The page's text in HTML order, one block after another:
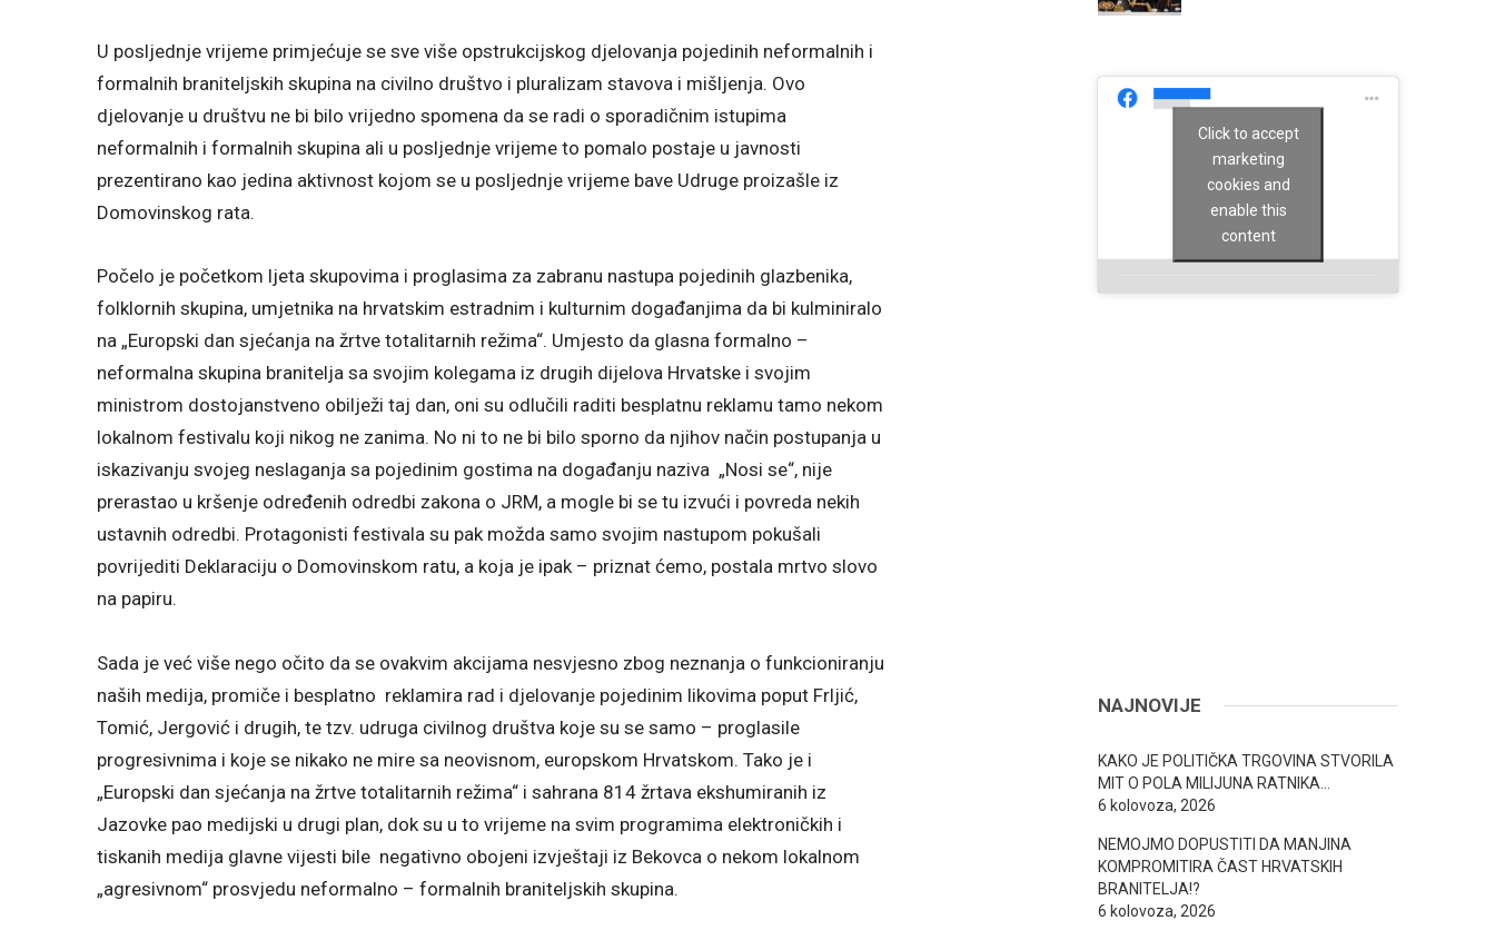
U posljednje vrijeme primjećuje se sve više opstrukcijskog djelovanja pojedinih neformalnih i
formalnih braniteljskih skupina na civilno društvo i pluralizam stavova i mišljenja. Ovo
djelovanje u društvu ne bi bilo vrijedno spomena da se radi o sporadičnim istupima
neformalnih i formalnih skupina ali u posljednje vrijeme to pomalo postaje u javnosti
prezentirano kao jedina aktivnost kojom se u posljednje vrijeme bave Udruge proizašle iz
Domovinskog rata.
Počelo je početkom ljeta skupovima i proglasima za zabranu nastupa pojedinih glazbenika,
folklornih skupina, umjetnika na hrvatskim estradnim i kulturnim događanjima da bi kulminiralo
na „Europski dan sjećanja na žrtve totalitarnih režima“. Umjesto da glasna formalno –
neformalna skupina branitelja sa svojim kolegama iz drugih dijelova Hrvatske i svojim
ministrom dostojanstveno obilježi taj dan, oni su odlučili raditi besplatnu reklamu tamo nekom
lokalnom festivalu koji nikog ne zanima. No ni to ne bi bilo sporno da njihov način postupanja u
iskazivanju svojeg neslaganja sa pojedinim gostima na događanju naziva „Nosi se“, nije
prerastao u kršenje određenih odredbi zakona o JRM, a mogle bi se tu izvući i povreda nekih
ustavnih odredbi. Protagonisti festivala su pak možda samo svojim nastupom pokušali
povrijediti Deklaraciju o Domovinskom ratu, a koja je ipak – priznat ćemo, postala mrtvo slovo
na papiru.
Sada je već više nego očito da se ovakvim akcijama nesvjesno zbog neznanja o funkcioniranju
naših medija, promiče i besplatno reklamira rad i djelovanje pojedinim likovima poput Frljić,
Tomić, Jergović i drugih, te tzv. udruga civilnog društva koje su se samo – proglasile
progresivnima i koje se nikako ne mire sa neovisnom, europskom Hrvatskom. Tako je i
„Europski dan sjećanja na žrtve totalitarnih režima“ i sahrana 814 žrtava ekshumiranih iz
Jazovke pao medijski u drugi plan, dok su u to vrijeme na svim programima elektroničkih i
tiskanih medija glavne vijesti bile negativno obojeni izvještaji iz Bekovca o nekom lokalnom
„agresivnom“ prosvjedu neformalno – formalnih braniteljskih skupina.
Click to accept
marketing
cookies and
enable this
content
NAJNOVIJE
KAKO JE POLITIČKA TRGOVINA STVORILA
MIT O POLA MILIJUNA RATNIKA…
6 kolovoza, 2026
NEMOJMO DOPUSTITI DA MANJINA
KOMPROMITIRA ČAST HRVATSKIH
BRANITELJA!?
6 kolovoza, 2026